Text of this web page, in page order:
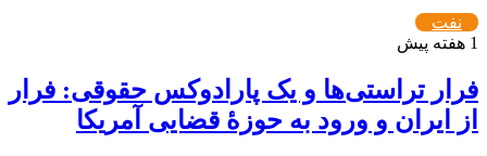
نفت
1 هفته پیش
فرار تراستی‌ها و یک پارادوکس حقوقی: فرار
از ایران و ورود به حوزۀ قضایی آمریکا